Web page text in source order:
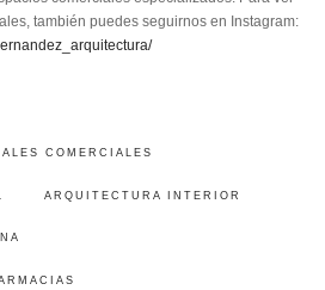
también puedes seguirnos en Instagram:
COMERCIALES
ARQUITECTURA INTERIOR